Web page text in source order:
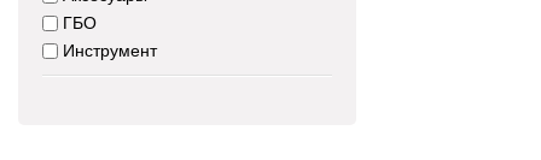
ГБО
Инструмент